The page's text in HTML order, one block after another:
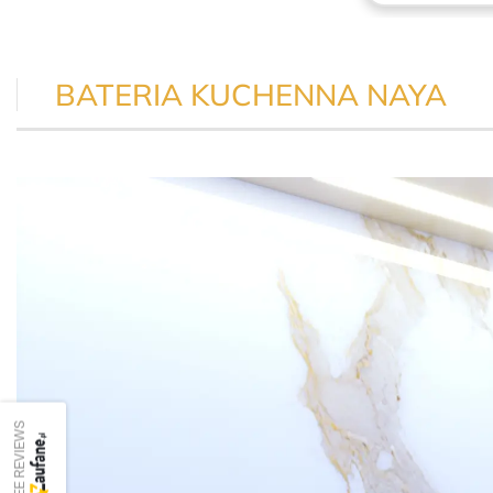
SEE REVIEWS
BATERIA KUCHENNA NAYA